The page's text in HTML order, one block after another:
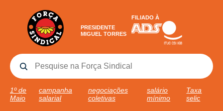
PRESIDENTE
MIGUEL TORRES
FILIADO À
1º de
Maio
campanha
salarial
negociações
coletivas
salário
mínimo
Taxa
selic